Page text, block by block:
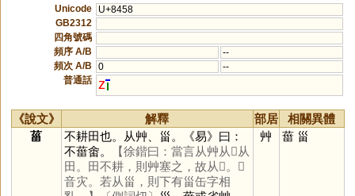
Unicode
U+8458
GB2312
四角號碼
頻序 A/B
--
頻次 A/B
0
--
普通話 z
《說文》 解釋 部居
相關異體
菑
不耕田也。从艸、甾。《易》曰：
不葘畬。
【徐鍇曰：當言从艸从𡿧从
田。田不耕，則艸塞之，故从𡿧。𡿧
音灾。若从甾，則下有甾缶字相
艸 葘 甾